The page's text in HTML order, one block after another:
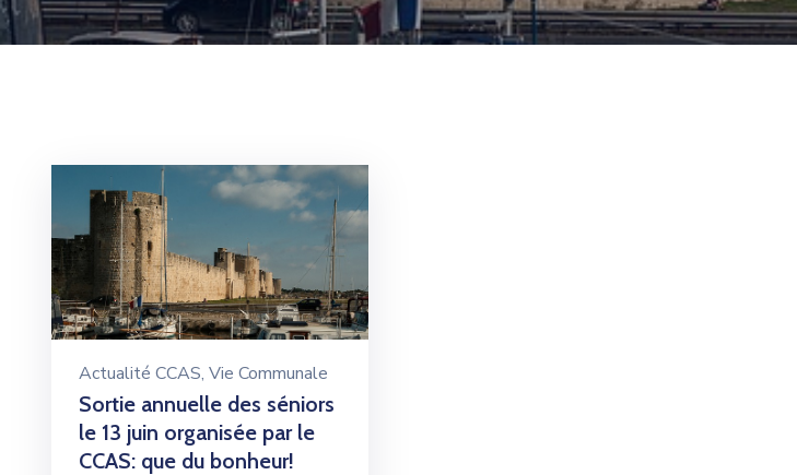
Actualité CCAS‚ Vie Communale
Sortie annuelle des séniors
le 13 juin organisée par le
CCAS: que du bonheur!